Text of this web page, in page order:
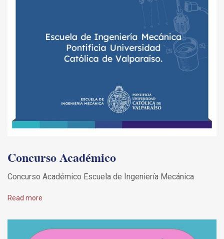
Concurso Académico
Concurso Académico Escuela de Ingeniería Mecánica
Read more